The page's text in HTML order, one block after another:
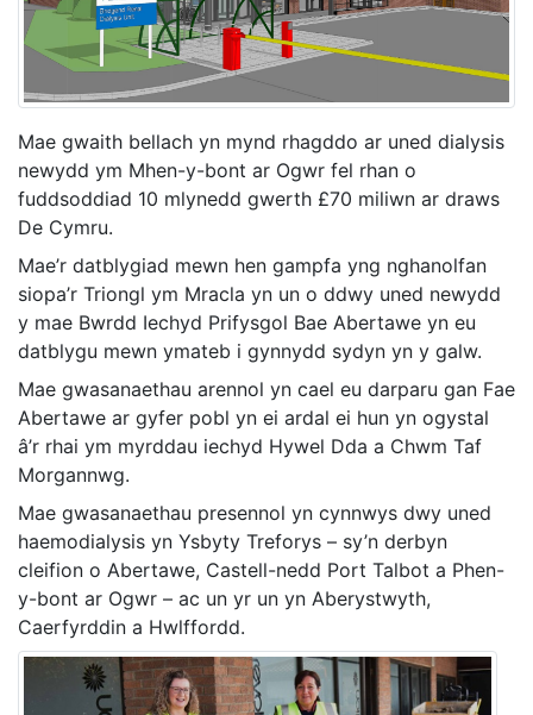
Mae gwaith bellach yn mynd rhagddo ar uned dialysis
newydd ym Mhen-y-bont ar Ogwr fel rhan o
fuddsoddiad 10 mlynedd gwerth £70 miliwn ar draws
De Cymru.
Mae’r datblygiad mewn hen gampfa yng nghanolfan
siopa’r Triongl ym Mracla yn un o ddwy uned newydd
y mae Bwrdd Iechyd Prifysgol Bae Abertawe yn eu
datblygu mewn ymateb i gynnydd sydyn yn y galw.
Mae gwasanaethau arennol yn cael eu darparu gan Fae
Abertawe ar gyfer pobl yn ei ardal ei hun yn ogystal
â’r rhai ym myrddau iechyd Hywel Dda a Chwm Taf
Morgannwg.
Mae gwasanaethau presennol yn cynnwys dwy uned
haemodialysis yn Ysbyty Treforys – sy’n derbyn
cleifion o Abertawe, Castell-nedd Port Talbot a Phen-
y-bont ar Ogwr – ac un yr un yn Aberystwyth,
Caerfyrddin a Hwlffordd.